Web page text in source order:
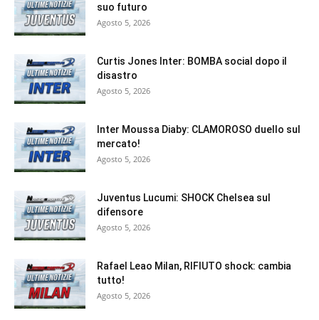
suo futuro
Agosto 5, 2026
Curtis Jones Inter: BOMBA social dopo il
disastro
Agosto 5, 2026
Inter Moussa Diaby: CLAMOROSO duello sul
mercato!
Agosto 5, 2026
Juventus Lucumi: SHOCK Chelsea sul
difensore
Agosto 5, 2026
Rafael Leao Milan, RIFIUTO shock: cambia
tutto!
Agosto 5, 2026